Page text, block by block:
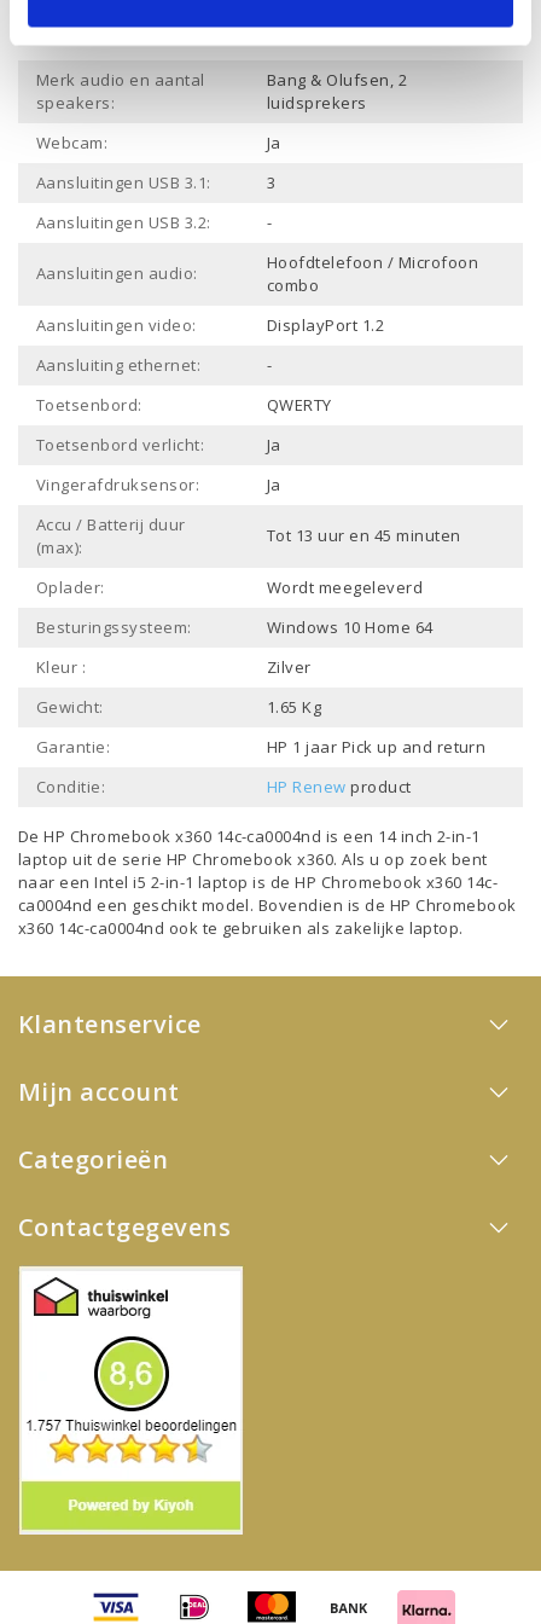
Ja
Merk audio en aantal
speakers:
Bang & Olufsen, 2
luidsprekers
Webcam:
Ja
Aansluitingen USB 3.1:
3
Aansluitingen USB 3.2:
-
Aansluitingen audio:
Hoofdtelefoon / Microfoon
combo
Aansluitingen video:
DisplayPort 1.2
Aansluiting ethernet:
-
Toetsenbord:
QWERTY
Toetsenbord verlicht:
Ja
Vingerafdruksensor:
Ja
Accu / Batterij duur
(max):
Tot 13 uur en 45 minuten
Oplader:
Wordt meegeleverd
Besturingssysteem:
Windows 10 Home 64
Kleur :
Zilver
Gewicht:
1.65 Kg
Garantie:
HP 1 jaar Pick up and return
Conditie:
HP Renew product
De HP Chromebook x360 14c-ca0004nd is een 14 inch 2-in-1
laptop uit de serie HP Chromebook x360. Als u op zoek bent
naar eenIntel i5 2-in-1 laptopis de HP Chromebook x360 14c-
ca0004nd een geschikt model. Bovendien is de HP Chromebook
x360 14c-ca0004nd ook te gebruiken als zakelijke laptop.
Klantenservice
Mijn account
Categorieën
Contactgegevens